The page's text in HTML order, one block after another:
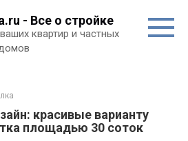
- Все о стройке
квартир и частных
красивые варианту
площадью 30 соток